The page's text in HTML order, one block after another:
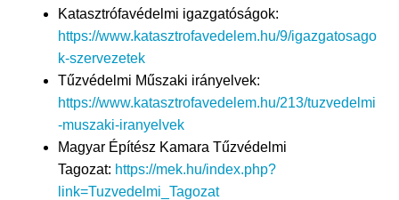
Katasztrófavédelmi igazgatóságok:
https://www.katasztrofavedelem.hu/9/igazgatosago
k-szervezetek
Tűzvédelmi Műszaki irányelvek:
https://www.katasztrofavedelem.hu/213/tuzvedelmi
-muszaki-iranyelvek
Magyar Építész Kamara Tűzvédelmi
Tagozat: https://mek.hu/index.php?
link=Tuzvedelmi_Tagozat